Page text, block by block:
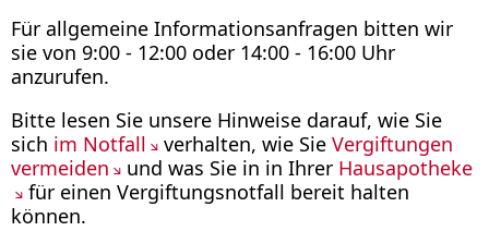
Für allgemeine Informationsanfragen bitten wir
sie von 9:00 - 12:00 oder 14:00 - 16:00 Uhr
anzurufen.
Bitte lesen Sie unsere Hinweise darauf, wie Sie
sich im Notfall verhalten, wie Sie Vergiftungen
vermeiden
und was Sie in in Ihrer Hausapotheke
für einen Vergiftungsnotfall bereit halten
können.